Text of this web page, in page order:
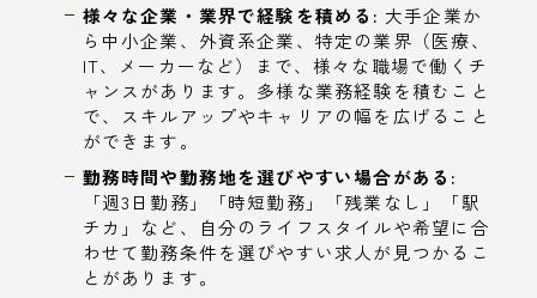
様々な企業・業界で経験を積める: 大手企業か
ら中小企業、外資系企業、特定の業界（医療、
IT、メーカーなど）まで、様々な職場で働くチ
ャンスがあります。多様な業務経験を積むこと
で、スキルアップやキャリアの幅を広げること
ができます。
勤務時間や勤務地を選びやすい場合がある:
「週3日勤務」「時短勤務」「残業なし」「駅
チカ」など、自分のライフスタイルや希望に合
わせて勤務条件を選びやすい求人が見つかるこ
とがあります。